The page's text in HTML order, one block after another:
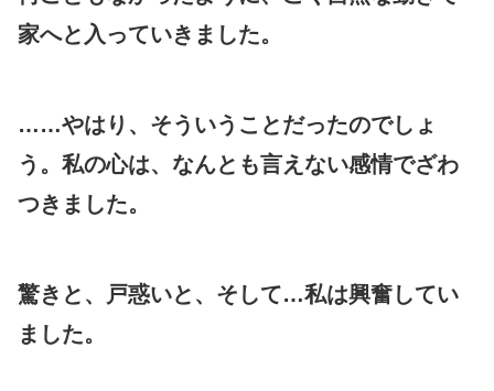
家へと入っていきました。
……やはり、そういうことだったのでしょ
う。私の心は、なんとも言えない感情でざわ
つきました。
驚きと、戸惑いと、そして…私は興奮してい
ました。